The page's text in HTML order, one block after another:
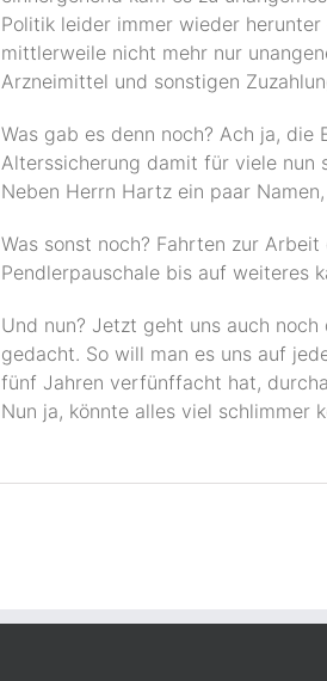
Politik leider immer wieder
mittlerweile nicht mehr nur
Arzneimittel und sonstigen
Was gab es denn noch? Ach ja, die
Alterssicherung damit für viele nun
Neben Herrn Hartz ein paar
Was sonst noch? Fahrten zur
Pendlerpauschale bis auf weiteres
Und nun? Jetzt geht uns auch
gedacht. So will man es uns auf
fünf Jahren verfünffacht hat,
Nun ja, könnte alles viel schlimmer